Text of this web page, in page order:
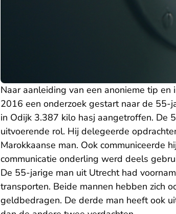
Naar aanleiding van een anonieme tip
2016 een onderzoek gestart naar de
in Odijk 3.387 kilo hasj aangetroffen. De
uitvoerende rol. Hij delegeerde
Marokkaanse man. Ook communiceerde
communicatie onderling werd deels
De 55-jarige man uit Utrecht had
transporten. Beide mannen hebben zich
geldbedragen. De derde man heeft ook